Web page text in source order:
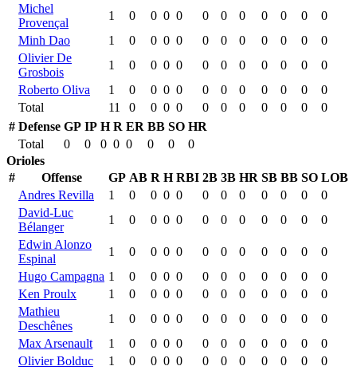
Michel
Provençal
1 0 0 0 0 0 0 0 0 0 0
0
Minh Dao
1 0 0 0 0 0 0 0 0 0 0
0
Olivier De
Grosbois
1 0 0 0 0 0 0 0 0 0 0
0
Roberto Oliva
1 0 0 0 0 0 0 0 0 0 0
0
Total
11 0 0 0 0 0 0 0 0 0 0
0
# Defense GP IP H R ER BB SO HR
Total
0 0 0 0 0 0 0
0
Orioles
#
Offense GP AB R H RBI 2B 3B HR SB BB SO LOB
Andres Revilla
1 0 0 0 0 0 0 0 0 0 0
0
David-Luc
Bélanger
1 0 0 0 0 0 0 0 0 0 0
0
Edwin Alonzo
Espinal
1 0 0 0 0 0 0 0 0 0 0
0
Hugo Campagna 1 0 0 0 0 0 0 0 0 0 0
0
Ken Proulx
1 0 0 0 0 0 0 0 0 0 0
0
Mathieu
Deschênes
1 0 0 0 0 0 0 0 0 0 0
0
Max Arsenault
1 0 0 0 0 0 0 0 0 0 0
0
Olivier Bolduc
1 0 0 0 0 0 0 0 0 0 0
0